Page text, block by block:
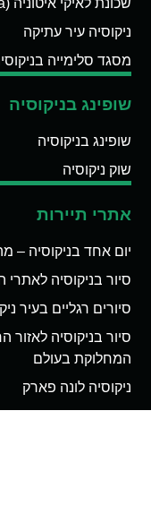
ניקוסיה עיר עתיקה
מסגד סלימייה
שופינג בניקוסיה
שופינג בניקוסיה
שוק ניקוסיה
אתרי תיירות
יום אחד בניקוסיה –
סיור בניקוסיה
סיורים רגליים בעיר
סיור בניקוסיה
המחלוקת בעולם
ניקוסיה לונה פארק